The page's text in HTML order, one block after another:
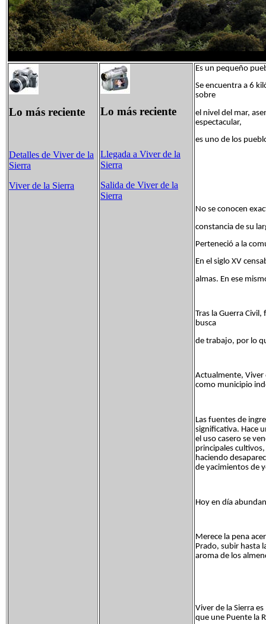
Lo más reciente
Detalles de Viver de la
Sierra
Viver de la Sierra
Lo más reciente
Llegada a Viver de la
Sierra
Salida de Viver de la
Sierra
Es un pequeño
Se encuentra a 6
sobre
el nivel del mar,
espectacular,
es uno de los
No se conocen
constancia de su
Perteneció a la
En el siglo XV
almas. En ese
Tras la Guerra
busca
de trabajo, por lo
Actualmente, Viver
como municipio
Las fuentes de
significativa. Hace
el uso casero se
principales
haciendo
de yacimientos de
Hoy en día
Merece la pena
Prado, subir hasta
aroma de los
Viver de la Sierra
que une Puente la